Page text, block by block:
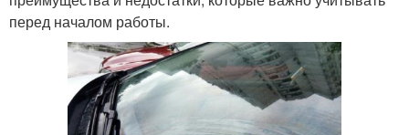
перед началом работы.